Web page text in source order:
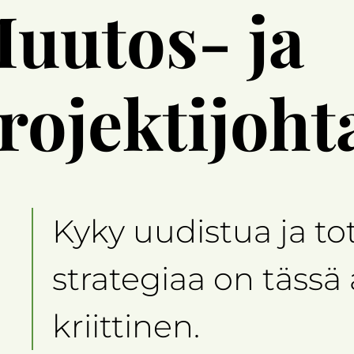
ja
Kyky uudistua ja
strategiaa on tässä
kriittinen.